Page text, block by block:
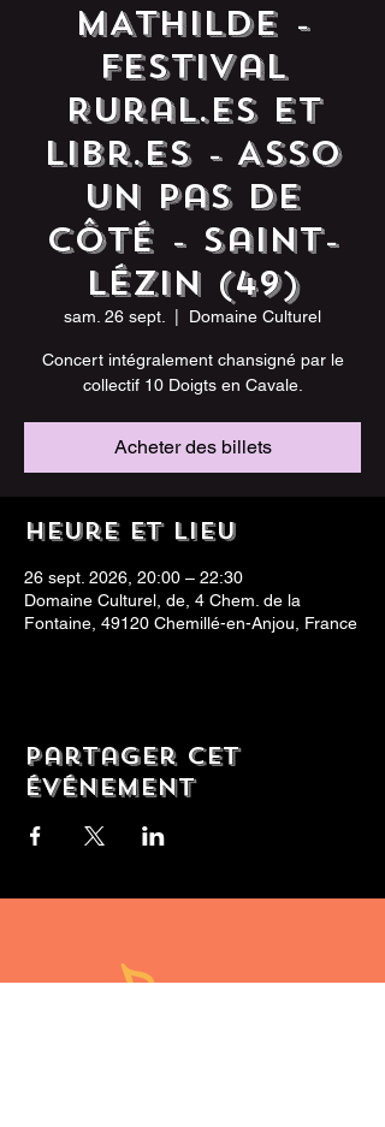
MATHILDE -
Festival
Rural.ES et
Libr.ES - Asso
Un Pas de
Côté - Saint-
Lézin (49)
sam. 26 sept. Domaine Culturel
Concert intégralement chansigné par le
collectif 10 Doigts en Cavale.
Acheter des billets
Heure et lieu
26 sept. 2026, 20:00 – 22:30
Domaine Culturel, de, 4 Chem. de la
Fontaine, 49120 Chemillé-en-Anjou, France
Partager cet
événement